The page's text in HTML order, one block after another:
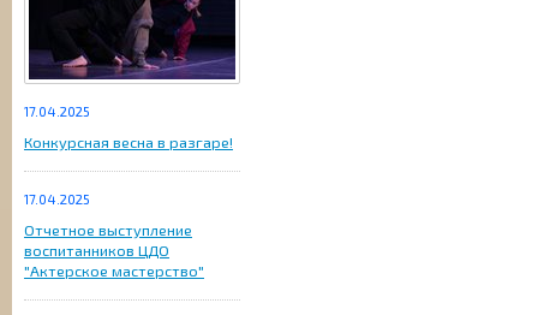
17.04.2025
Конкурсная весна в разгаре!
17.04.2025
Отчетное выступление
воспитанников ЦДО
"Актерское мастерство"